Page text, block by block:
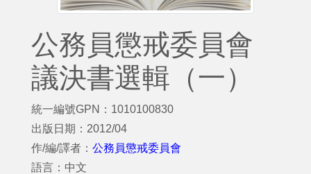
公務員懲戒委員會
議決書選輯（一）
統一編號GPN：1010100830
出版日期：2012/04
作/編/譯者： 公務員懲戒委員會
語言：中文